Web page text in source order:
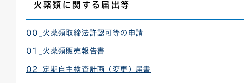
火薬類に関する届出等
00_火薬類取締法許認可等の申請
01_火薬類販売報告書
02_定期自主検査計画（変更）届書